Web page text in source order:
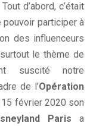
d’abord, c’était
pouvoir participer à
des influenceurs
le thème de
suscité notre
de l’Opération
février 2020 son
Paris a